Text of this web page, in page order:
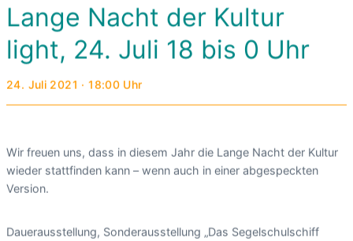
Lange Nacht der Kultur
light, 24. Juli 18 bis 0 Uhr
24. Juli 2021 · 18:00 Uhr
Wir freuen uns, dass in diesem Jahr die Lange Nacht der Kultur
wieder stattfinden kann – wenn auch in einer abgespeckten
Version.
Dauerausstellung, Sonderausstellung „Das Segelschulschiff